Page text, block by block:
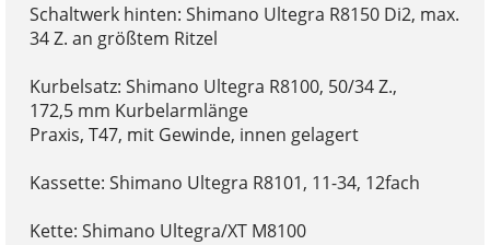
Schaltwerk hinten: Shimano Ultegra R8150 Di2, max.
34 Z. an größtem Ritzel
Kurbelsatz: Shimano Ultegra R8100, 50/34 Z.,
172,5 mm Kurbelarmlänge
Praxis, T47, mit Gewinde, innen gelagert
Kassette: Shimano Ultegra R8101, 11-34, 12fach
Kette: Shimano Ultegra/XT M8100